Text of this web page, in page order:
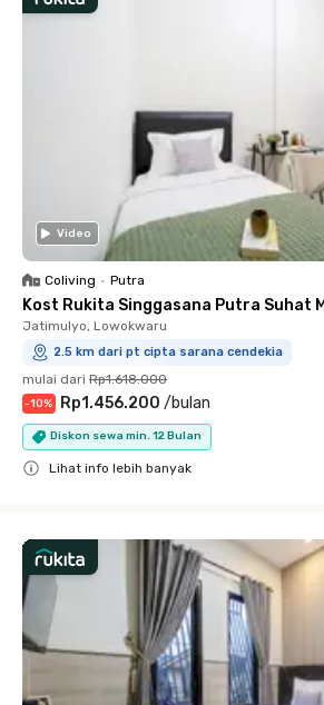
Video
Coliving • Putra
Kost Rukita Singgasana Putra Suhat
Jatimulyo, Lowokwaru
2.5 km dari pt cipta sarana cendekia
mulai dari Rp1.618.000
-10% Rp1.456.200 /bulan
Diskon sewa min. 12 Bulan
Lihat info lebih banyak